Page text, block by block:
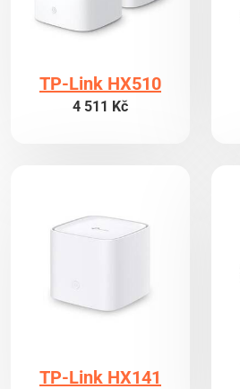
TP-Link HX510
4 511 Kč
TP-Link HX141